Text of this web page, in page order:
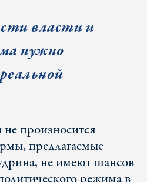
власти и
нужно
произносится
предлагаемые
не имеют шансов